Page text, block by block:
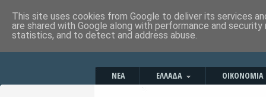
ΝΕΑ ΕΛΛΑΔΑ ΟΙΚΟΝΟΜΙΑ
This site uses cookies from Google to deliver its services
are shared with Google along with performance and
statistics, and to detect and address abuse.